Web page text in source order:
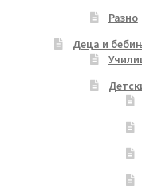
Разно
Деца и